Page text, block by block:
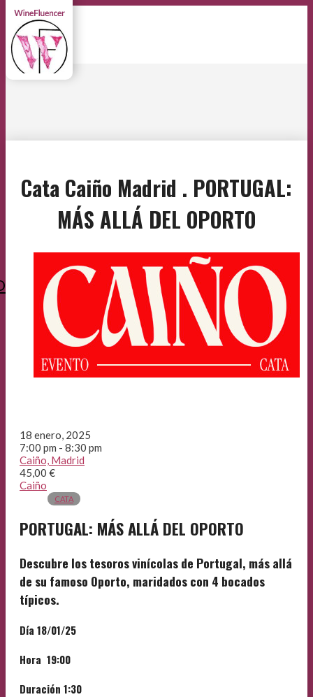
Cata Caiño Madrid . PORTUGAL:
MÁS ALLÁ DEL OPORTO
18 enero, 2025
7:00 pm - 8:30 pm
Caiño, Madrid
45,00 €
Caiño
CATA
PORTUGAL: MÁS ALLÁ DEL OPORTO
Descubre los tesoros vinícolas de Portugal, más allá
de su famoso Oporto, maridados con 4 bocados
típicos.
Día 18/01/25
Hora 19:00
Duración 1:30